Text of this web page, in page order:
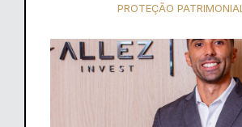
PROTEÇÃO PATRIMONIAL